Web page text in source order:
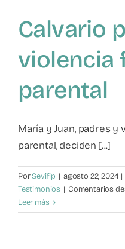
Calvario
violencia
parental
María y Juan, padres y
parental, deciden [...]
PorSevifip | agosto 22, 2024 |
Testimonios | Comentarios
Leer más